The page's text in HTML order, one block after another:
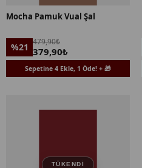
Mocha Pamuk Vual Şal
%21 479,90₺
379,90₺
Sepetine 4 Ekle, 1 Öde! + 🎁
TÜKENDI